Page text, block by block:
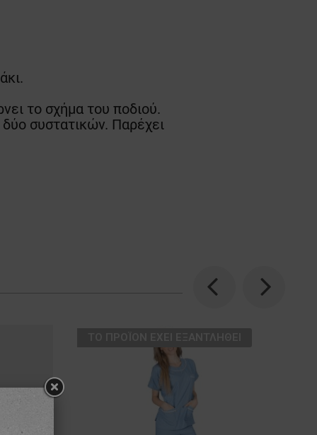
το σχήμα του ποδιού.
συστατικών. Παρέχει
Previous Next